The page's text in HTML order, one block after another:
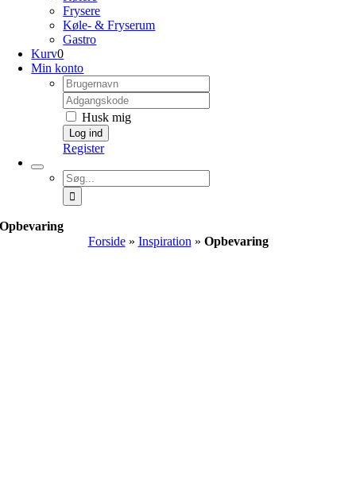
Frysere
Køle- & Fryserum
Gastro
Kurv0
Min konto
Username:
Kodeord:
Husk mig
Register
Søg
efter:
Opbevaring
Forside» Inspiration » Opbevaring